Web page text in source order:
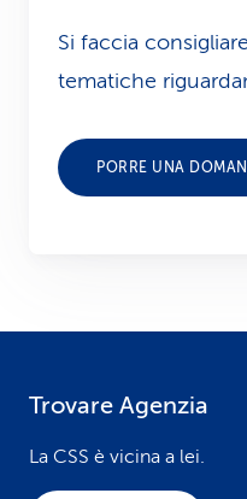
Si faccia
tematiche
PORRE UNA
Trovare Agenzia
La CSS è vicina a lei.